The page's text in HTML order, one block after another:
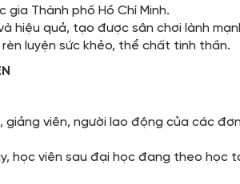
gia Thành phố Hồ Chí Minh.
hiệu quả, tạo được sân chơi lành
luyện sức khẻo, thể chất tinh thần.
giảng viên, người lao động của các
học viên sau đại học đang theo